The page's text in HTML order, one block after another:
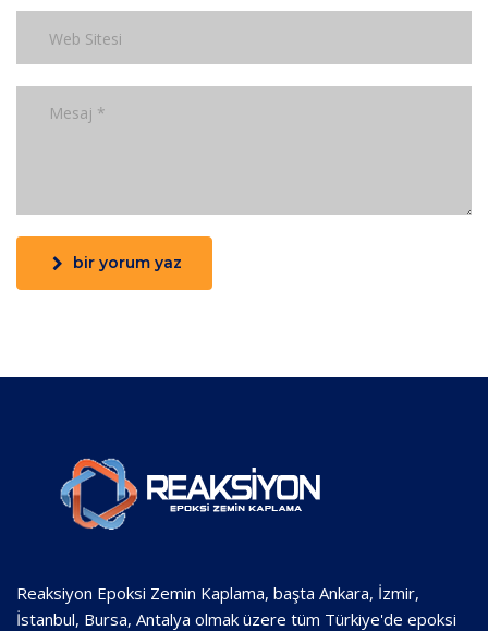
bir yorum yaz
Reaksiyon Epoksi Zemin Kaplama, başta Ankara, İzmir,
İstanbul, Bursa, Antalya olmak üzere tüm Türkiye'de epoksi